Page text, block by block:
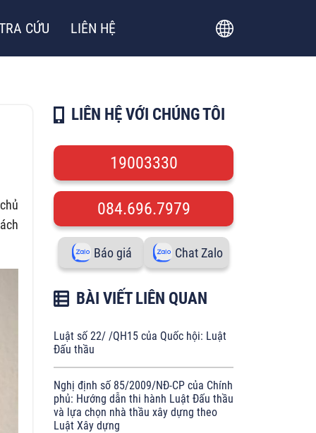
CỨU LIÊN HỆ
LIÊN HỆ VỚI CHÚNG TÔI
19003330
084.696.7979
Báo giá Chat Zalo
BÀI VIẾT LIÊN QUAN
Luật số 22/ /QH15 của Quốc hội: Luật
Đấu thầu
Nghị định số 85/2009/NĐ-CP của Chính
phủ: Hướng dẫn thi hành Luật Đấu thầu
và lựa chọn nhà thầu xây dựng theo
Luật Xây dựng